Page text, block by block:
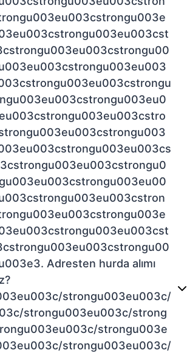
Adresten hurda alımı
strongu003eu003c/
strongu003eu003c/strong
strongu003e
strongu003eu003c/